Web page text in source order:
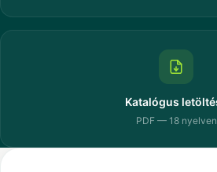
Katalógus
PDF — 18 nyelven